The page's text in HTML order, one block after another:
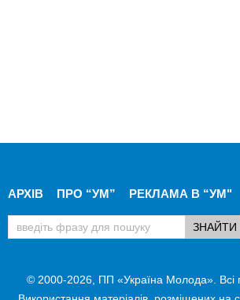
АРХІВ ПРО “УМ” РЕКЛАМА В “УМ"
© 2000-2026, ПП «Україна Молода». Всі